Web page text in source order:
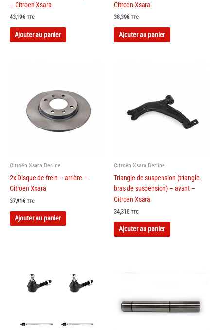
– Citroen Xsara
43,19€ TTC
Ajouter au panier
Citroen Xsara
38,39€ TTC
Ajouter au panier
Citroën Xsara Berline
2x Disque de frein – arrière –
Citroen Xsara
37,91€ TTC
Ajouter au panier
Citroën Xsara Berline
Triangle de suspension (triangle,
bras de suspension) – avant –
Citroen Xsara
34,31€ TTC
Ajouter au panier